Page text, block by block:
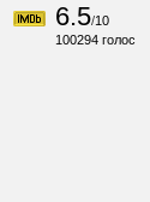
6.5/10
100294 голос